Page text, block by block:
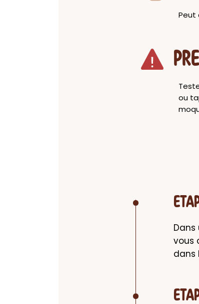
Peut
ou
Dans
vous
dans